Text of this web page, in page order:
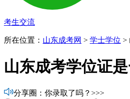
考生交流
所在位置： 山东成考网 > 学士学位 >
山东成考学位证
分享圈：你录取了吗？>>>